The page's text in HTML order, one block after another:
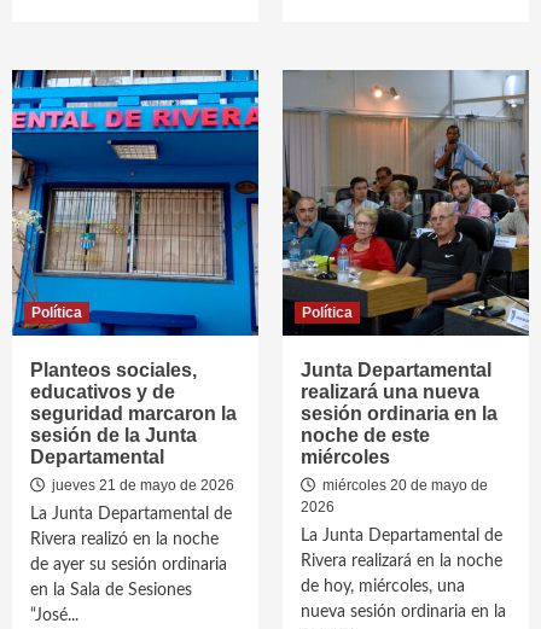
Política
Planteos sociales,
educativos y de
seguridad marcaron la
sesión de la Junta
Departamental
jueves 21 de mayo de 2026
La Junta Departamental de
Rivera realizó en la noche
de ayer su sesión ordinaria
en la Sala de Sesiones
“José...
Política
Junta Departamental
realizará una nueva
sesión ordinaria en la
noche de este
miércoles
miércoles 20 de mayo de
2026
La Junta Departamental de
Rivera realizará en la noche
de hoy, miércoles, una
nueva sesión ordinaria en la